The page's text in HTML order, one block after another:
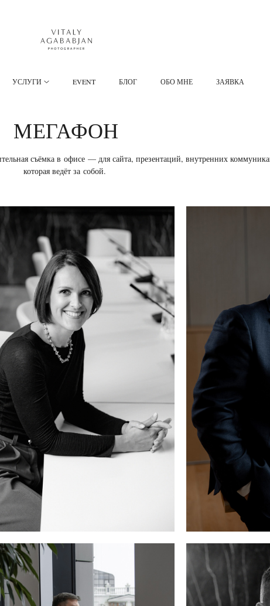
УСЛУГИ EVENT БЛОГ ОБО МНЕ ЗАЯВКА
МЕГАФОН
съёмка в офисе — для сайта, презентаций, внутренних
которая ведёт за собой.
Евгения, Мегафон